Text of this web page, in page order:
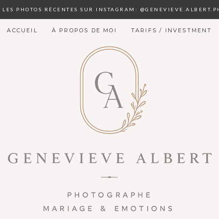
LES PHOTOS RÉCENTES SUR INSTAGRAM:
ACCUEIL À PROPOS DE MOI TARIFS / INVESTMENT